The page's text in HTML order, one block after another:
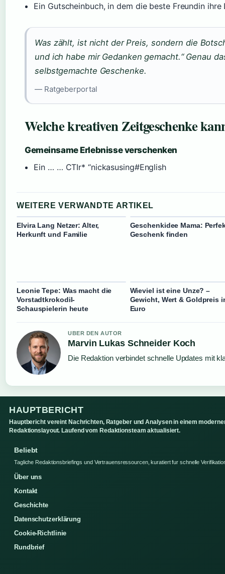
Ein Gutscheinbuch, in dem die beste Freundin
Was zählt, ist nicht der Preis, sondern die
und ich habe mir Gedanken gemacht.“ Genau
selbstgemachte Geschenke.
— Ratgeberportal
Welche kreativen Zeitgeschenke
Gemeinsame Erlebnisse verschenken
Ein … … CTIr* “nickas using#English
WEITERE VERWANDTE ARTIKEL
Elvira Lang Netzer: Alter,
Herkunft und Familie
Geschenkidee Mama:
Geschenk finden
Leonie Tepe: Was macht die
Vorstadtkrokodil-
Schauspielerin heute
Wieviel ist eine Unze? –
Gewicht, Wert & Goldpreis
Euro
UBER DEN AUTOR
Marvin Lukas Schneider Koch
Die Redaktion verbindet schnelle Updates mit
HAUPTBERICHT
Hauptbericht vereint Nachrichten, Ratgeber und Analysen in einem
Redaktionslayout. Laufend vom Redaktionsteam aktualisiert.
Beliebt
Tagliche Redaktionsbriefings und Vertrauensressourcen, kuratiert fur schnelle
Über uns
Kontakt
Geschichte
Datenschutzerklärung
Cookie-Richtlinie
Rundbrief